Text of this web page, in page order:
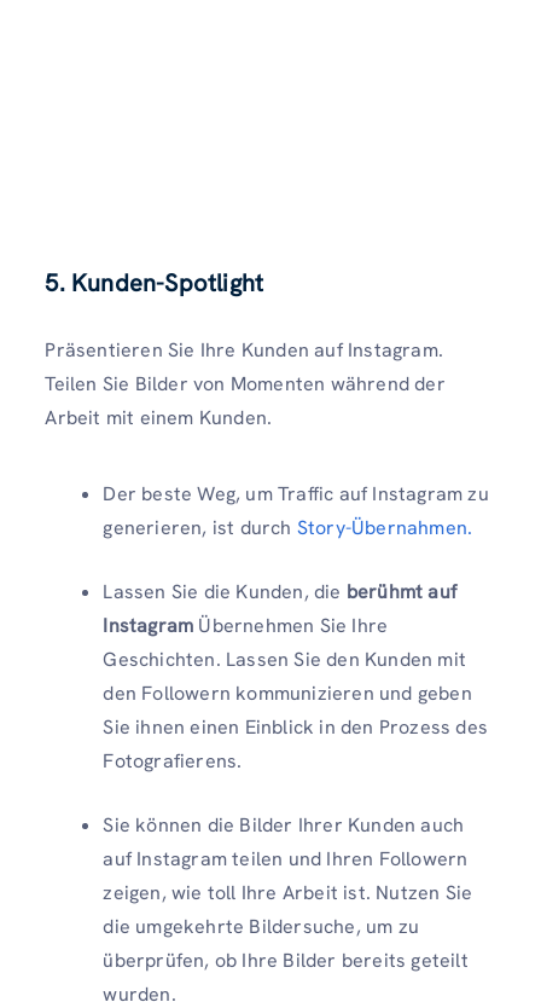
5. Kunden-Spotlight
Präsentieren Sie Ihre Kunden auf Instagram.
Teilen Sie Bilder von Momenten während der
Arbeit mit einem Kunden.
Der beste Weg, um Traffic auf Instagram zu
generieren, ist durch Story-Übernahmen.
Lassen Sie die Kunden, die berühmt auf
Instagram Übernehmen Sie Ihre
Geschichten. Lassen Sie den Kunden mit
den Followern kommunizieren und geben
Sie ihnen einen Einblick in den Prozess des
Fotografierens.
Sie können die Bilder Ihrer Kunden auch
auf Instagram teilen und Ihren Followern
zeigen, wie toll Ihre Arbeit ist. Nutzen Sie
die umgekehrte Bildersuche, um zu
überprüfen, ob Ihre Bilder bereits geteilt
wurden.